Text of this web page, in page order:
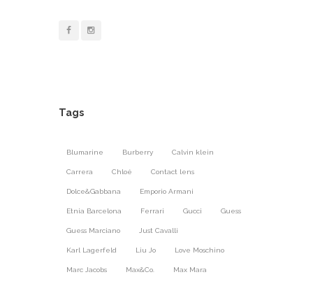
Tags
Blumarine Burberry Calvin klein
Carrera Chloé Contact lens
Dolce&Gabbana Emporio Armani
Etnia Barcelona Ferrari Gucci Guess
Guess Marciano Just Cavalli
Karl Lagerfeld Liu Jo Love Moschino
Marc Jacobs Max&Co. Max Mara